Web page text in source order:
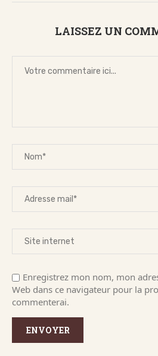
LAISSEZ UN
Enregistrez mon nom, mon
Web dans ce navigateur pour la
commenterai.